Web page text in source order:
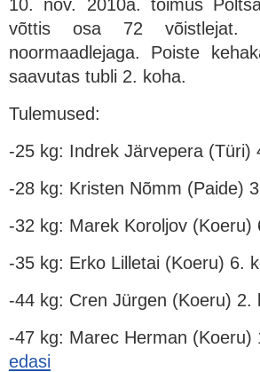
10. nov. 2010a. toimus
võttis osa 72 võistlejat.
noormaadlejaga. Poiste
saavutas tubli 2. koha.
Tulemused:
-25 kg: Indrek Järvepera (Türi)
-28 kg: Kristen Nõmm (Paide)
-32 kg: Marek Koroljov (Koeru)
-35 kg: Erko Lilletai (Koeru) 6.
-44 kg: Cren Jürgen (Koeru) 2.
-47 kg: Marec Herman
edasi